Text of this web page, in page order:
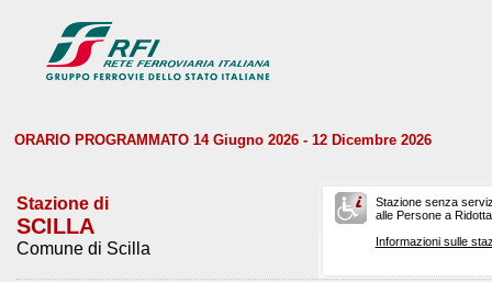
ORARIO PROGRAMMATO 14 Giugno 2026 - 12 Dicembre 2026
Stazione di
SCILLA
Comune di Scilla
Stazione senza
alle Persone a
Informazioni sulle